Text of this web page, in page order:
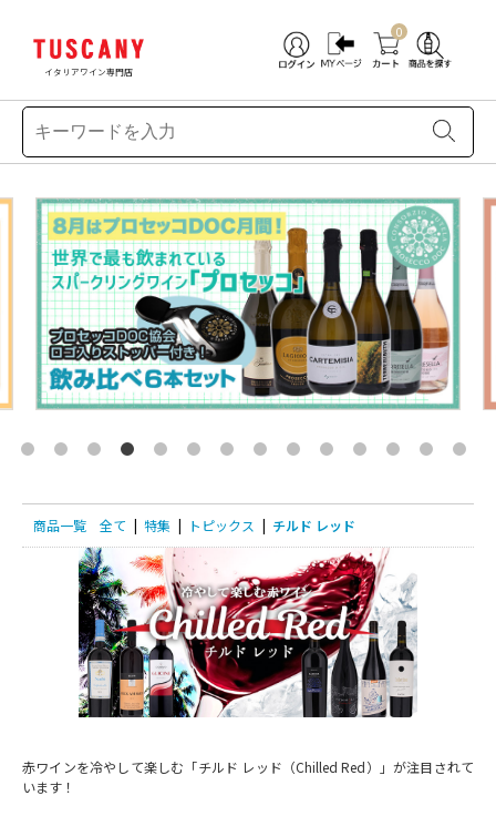
イタリアワイン専門店
0
商品一覧 全て | 特集 | トピックス | チルド レッド
赤ワインを冷やして楽しむ「チルド レッド（Chilled Red）」が注目されて
います！